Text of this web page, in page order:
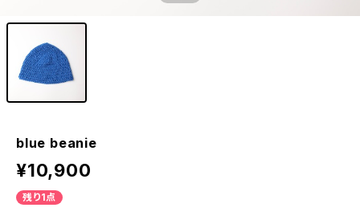
blue beanie
¥10,900
残り1点